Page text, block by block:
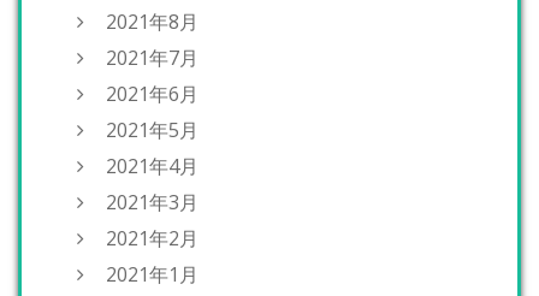
2021年8月
2021年7月
2021年6月
2021年5月
2021年4月
2021年3月
2021年2月
2021年1月